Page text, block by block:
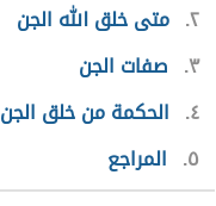
٢ متى خلق الله الجن
٣ صفات الجن
٤ الحكمة من خلق الجن
٥ المراجع